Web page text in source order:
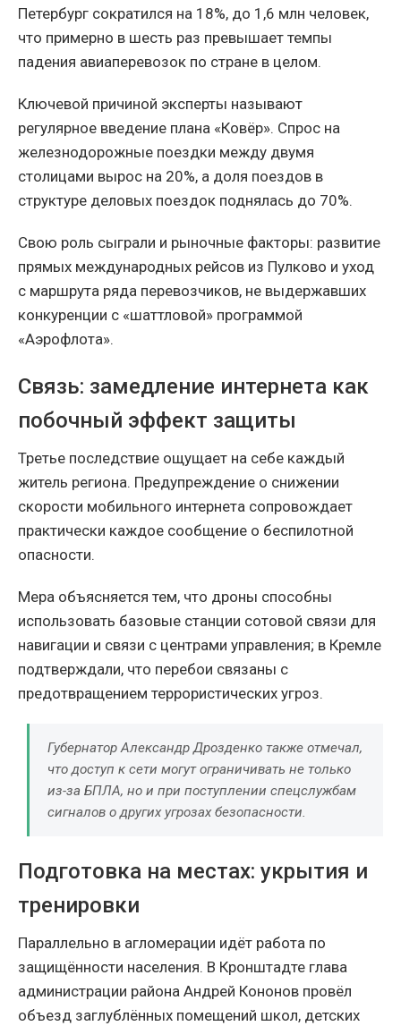
Петербург сократился на 18%, до 1,6 млн человек,
что примерно в шесть раз превышает темпы
падения авиаперевозок по стране в целом.
Ключевой причиной эксперты называют
регулярное введение плана «Ковёр». Спрос на
железнодорожные поездки между двумя
столицами вырос на 20%, а доля поездов в
структуре деловых поездок поднялась до 70%.
Свою роль сыграли и рыночные факторы: развитие
прямых международных рейсов из Пулково и уход
с маршрута ряда перевозчиков, не выдержавших
конкуренции с «шаттловой» программой
«Аэрофлота».
Связь: замедление интернета как
побочный эффект защиты
Третье последствие ощущает на себе каждый
житель региона. Предупреждение о снижении
скорости мобильного интернета сопровождает
практически каждое сообщение о беспилотной
опасности.
Мера объясняется тем, что дроны способны
использовать базовые станции сотовой связи для
навигации и связи с центрами управления; в Кремле
подтверждали, что перебои связаны с
предотвращением террористических угроз.
Губернатор Александр Дрозденко также отмечал,
что доступ к сети могут ограничивать не только
из-за БПЛА, но и при поступлении спецслужбам
сигналов о других угрозах безопасности.
Подготовка на местах: укрытия и
тренировки
Параллельно в агломерации идёт работа по
защищённости населения. В Кронштадте глава
администрации района Андрей Кононов провёл
объезд заглублённых помещений школ, детских